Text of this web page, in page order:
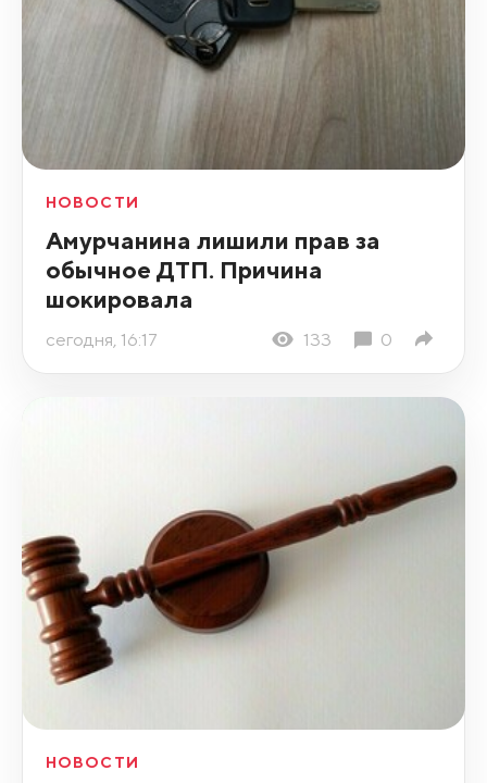
НОВОСТИ
Амурчанина лишили прав за
обычное ДТП. Причина
шокировала
сегодня, 16:17 133 0
НОВОСТИ